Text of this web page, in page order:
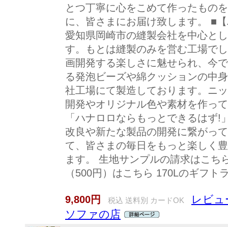
とつ丁寧に心をこめて作ったもの
に、皆さまにお届け致します。 ■
愛知県岡崎市の縫製会社を中心と
す。もとは縫製のみを営む工場で
画開発する楽しさに魅せられ、今
る発泡ビーズや綿クッションの中
社工場にて製造しております。ニ
開発やオリジナル色や素材を作っ
「ハナロロならもっとできるはず
改良や新たな製品の開発に繋がっ
て、皆さまの毎日をもっと楽しく
ます。 生地サンプルの請求はこ
（500円）はこちら 170Lのギフ
9,800円 税込 送料別 カードOK
レビュ
ソファの店